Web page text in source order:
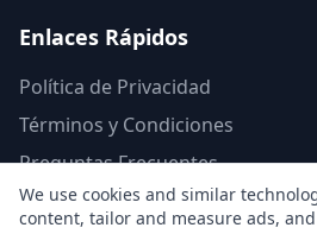
We use cookies and similar
content, tailor and measure ads,
Enlaces Rápidos
Política de Privacidad
Términos y Condiciones
Preguntas Frecuentes